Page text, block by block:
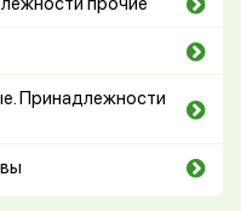
Принадлежности